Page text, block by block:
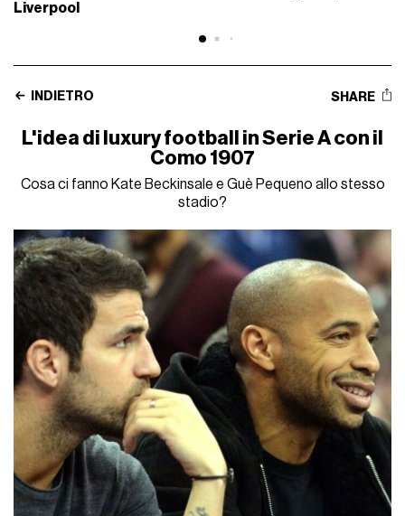
Liverpool
INDIETRO SHARE
L'idea di luxury football in Serie A con il
Como 1907
Cosa ci fanno Kate Beckinsale e Guè Pequeno allo stesso
stadio?